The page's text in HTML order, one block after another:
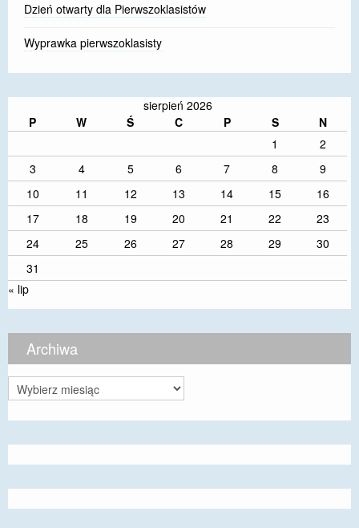
Dzień otwarty dla Pierwszoklasistów
Wyprawka pierwszoklasisty
sierpień 2026
P
W Ś C P S
N
1
2
3
4 5 6 7 8
9
10
11 12 13 14 15
16
17
18 19 20 21 22
23
24
25 26 27 28 29
30
31
« lip
Archiwa
Archiwa